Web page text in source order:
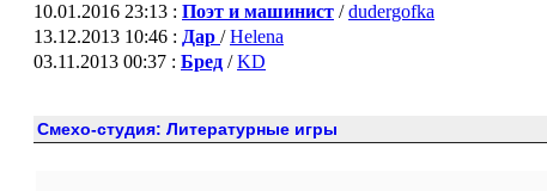
10.01.2016 23:13 : Поэт и машинист /dudergofka
13.12.2013 10:46 : Дар /Helena
03.11.2013 00:37 : Бред /KD
Смехо-студия: Литературные игры